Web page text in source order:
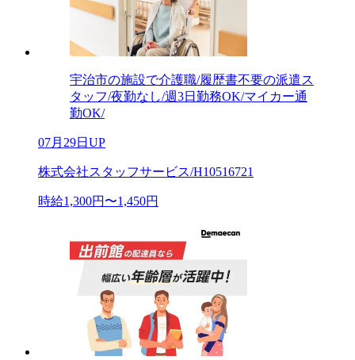
宇治市の施設で介護職/履歴書不要の派遣ス
タッフ/夜勤なし/週3日勤務OK/マイカー通
勤OK/
07月29日UP
株式会社スタッフサービス/H10516721
時給1,300円〜1,450円